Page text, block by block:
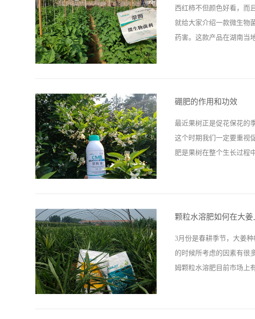
西红柿不但颜色好看，而
就给大家介绍一款微生物
药害。这款产品在湖南当
如何施用。 西红柿使用翠
势相当不错，土壤疏松，
对拉姆拉产品效果还是挺
观都极为重要，所以我们
硼肥的作用和功效
最近果树正是促花保花的
这个时期我们一定要重视
肥是果树在整个生长过程
到很大影响。柑橘使用拉
下，硼肥的比重是1:1.38
主要的是他的果树之前开
上没有，听后我也拿了些
颗粒水溶肥如何在大姜
3月份是春耕季节，大姜
的时候所考虑的因素有很
姆颗粒水溶肥目前市场上